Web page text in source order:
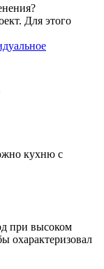
Для этого
кухню с
при высоком
охарактеризовал